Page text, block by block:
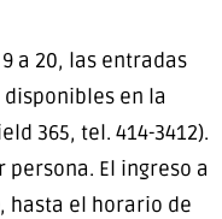
a 20, las entradas
en la
365, tel. 414-3412).
El ingreso a
hasta el horario de